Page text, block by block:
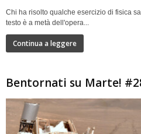
Chi ha risolto qualche esercizio di fisica
testo è a metà dell'opera...
Continua a leggere
Bentornati su Marte!